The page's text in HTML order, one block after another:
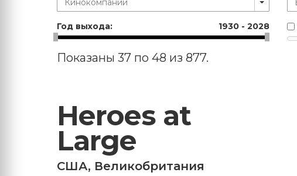
Год выхода: 1930 -2028
Показаны 37 по 48 из 877.
Heroes at
Large
США, Великобритания